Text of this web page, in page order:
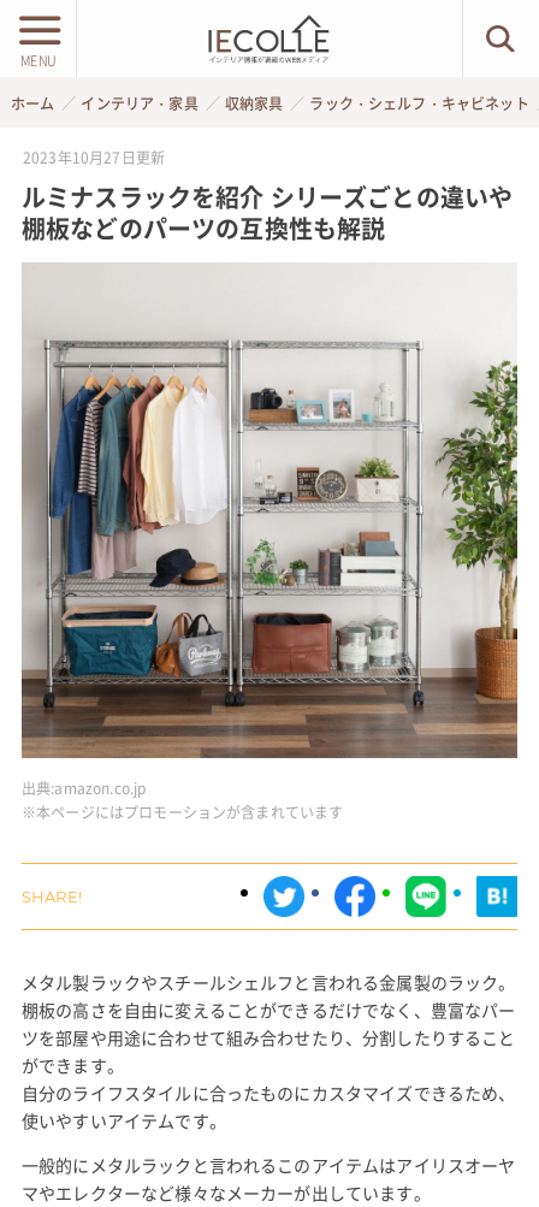
MENU
ホーム インテリア・家具 収納家具 ラック・シェルフ・キャビネット
2023年10月27日更新
ルミナスラックを紹介 シリーズごとの違いや
棚板などのパーツの互換性も解説
出典:amazon.co.jp
※本ページにはプロモーションが含まれています
メタル製ラックやスチールシェルフと言われる金属製のラック。
棚板の高さを自由に変えることができるだけでなく、豊富なパー
ツを部屋や用途に合わせて組み合わせたり、分割したりすること
ができます。
自分のライフスタイルに合ったものにカスタマイズできるため、
使いやすいアイテムです。
一般的にメタルラックと言われるこのアイテムはアイリスオーヤ
マやエレクターなど様々なメーカーが出しています。